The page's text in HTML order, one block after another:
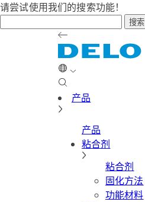
请尝试使用我们的搜索功能！
搜索
产品
产品
粘合剂
粘合剂
固化方法
功能材料